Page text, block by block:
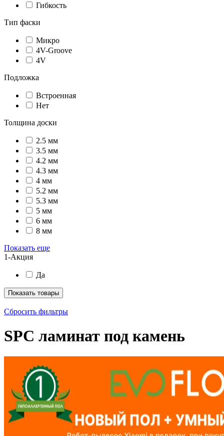
Гибкость
Тип фаски
Микро
4V-Groove
4V
Подложка
Встроенная
Нет
Толщина доски
2.5 мм
3.5 мм
4.2 мм
4.3 мм
4 мм
5.2 мм
5.3 мм
5 мм
6 мм
8 мм
Показать еще
1-Акция
Да
Показать товары
Сбросить фильтры
SPC ламинат под камень